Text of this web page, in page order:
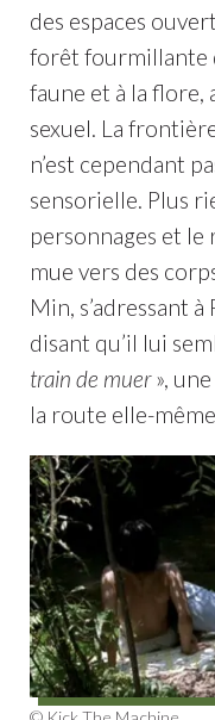
des espaces
forêt fourmillante
faune et à la flore,
sexuel. La
n’est cependant
sensorielle. Plus
personnages et
mue vers des
Min, s’adressant
disant qu’il lui
train de muer»,
la route elle-